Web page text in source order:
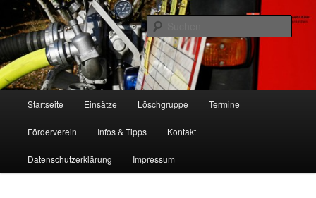
Zum
primären
Inhalt
springenFF Köln, LG RD
Freiwillige Feuerwehr Köln, Löschgruppe Rodenkirchen
Startseite Einsätze Löschgruppe Termine
Förderverein Infos & Tipps Kontakt
Datenschutzerklärung Impressum